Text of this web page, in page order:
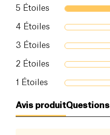
5 Étoiles
4 Étoiles
3 Étoiles
2 Étoiles
1 Étoiles
Avis produitQuestions